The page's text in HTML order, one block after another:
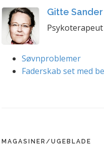
Gitte Sander
Søvnproblemer
Faderskab set med
MAGASINER/UGEBLADE